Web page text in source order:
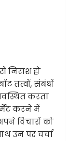
निराश हो
तत्वों, संबंधों
करता
करने में
विचारों को
उन पर चर्चा